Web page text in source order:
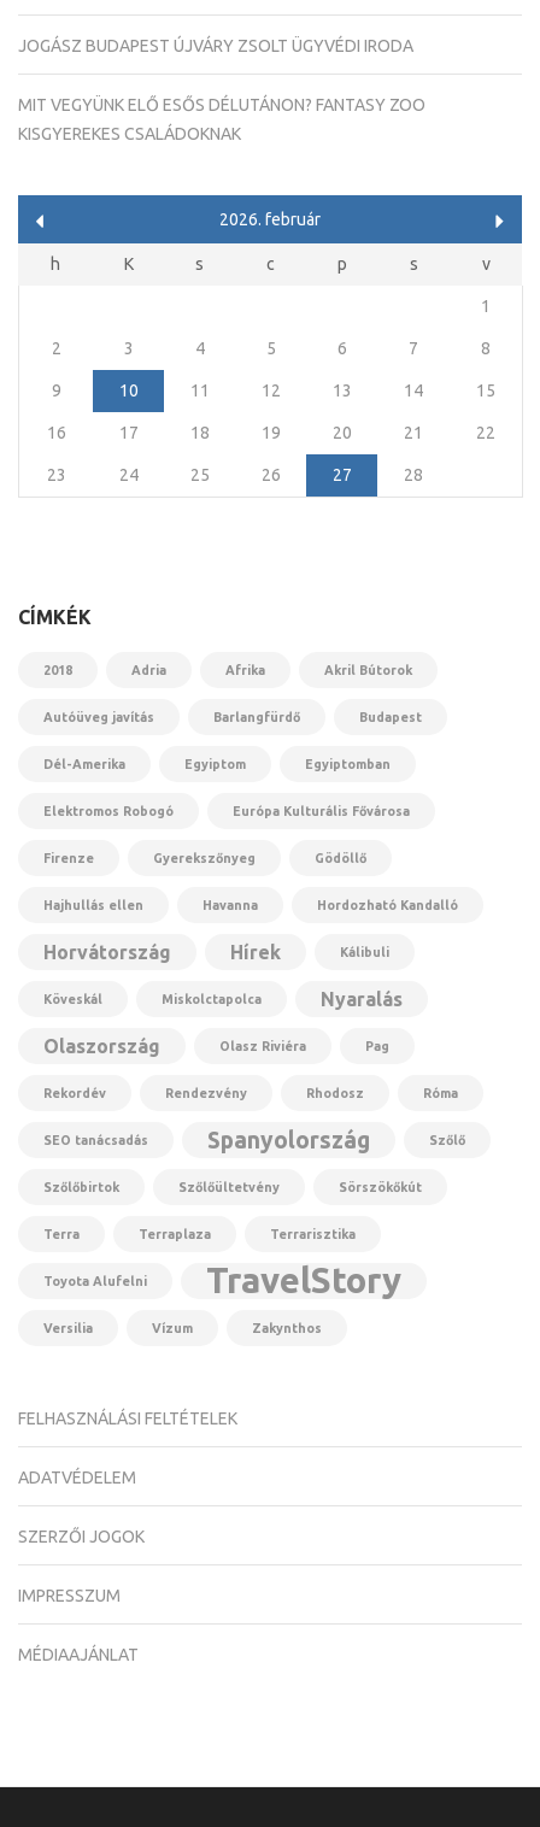
JOGÁSZ BUDAPEST ÚJVÁRY ZSOLT ÜGYVÉDI IRODA
MIT VEGYÜNK ELŐ ESŐS DÉLUTÁNON? FANTASY ZOO
KISGYEREKES CSALÁDOKNAK
2026. február
h K s c p s v
1
2 3 4 5 6 7 8
9 10 11 12 13 14 15
16 17 18 19 20 21 22
23 24 25 26 27 28
CÍMKÉK
2018 Adria Afrika Akril Bútorok
Autóüveg javítás Barlangfürdő Budapest
Dél-Amerika Egyiptom Egyiptomban
Elektromos Robogó Európa Kulturális Fővárosa
Firenze Gyerekszőnyeg Gödöllő
Hajhullás ellen Havanna Hordozható Kandalló
Horvátország Hírek Kálibuli
Köveskál Miskolctapolca Nyaralás
Olaszország Olasz Riviéra Pag
Rekordév Rendezvény Rhodosz Róma
SEO tanácsadás Spanyolország Szőlő
Szőlőbirtok Szőlőültetvény Sörszökőkút
Terra Terraplaza Terrarisztika
Toyota Alufelni TravelStory
Versilia Vízum Zakynthos
FELHASZNÁLÁSI FELTÉTELEK
ADATVÉDELEM
SZERZŐI JOGOK
IMPRESSZUM
MÉDIAAJÁNLAT